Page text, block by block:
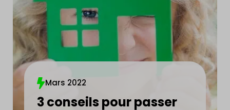
Mars 2022
3 conseils pour passer